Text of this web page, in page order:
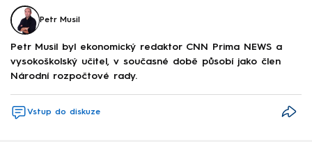
Petr Musil
Petr Musil byl ekonomický redaktor CNN Prima NEWS a
vysokoškolský učitel, v současné době působí jako člen
Národní rozpočtové rady.
Vstup do diskuze